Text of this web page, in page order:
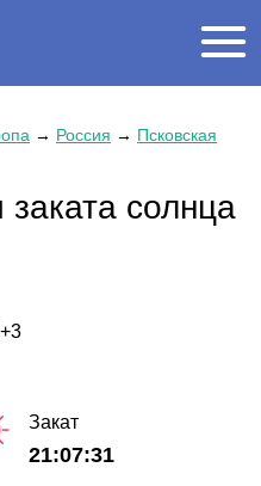
→ Россия → Псковская
солнца
Закат
21:07:31